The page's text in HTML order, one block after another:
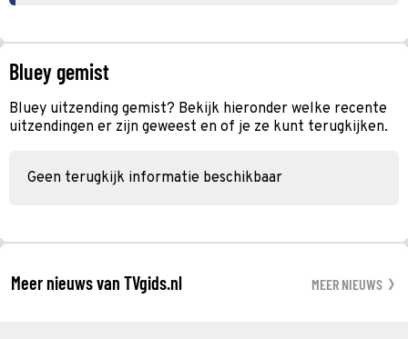
Bluey gemist
Bluey uitzending gemist? Bekijk hieronder welke recente
uitzendingen er zijn geweest en of je ze kunt terugkijken.
Geen terugkijk informatie beschikbaar
Meer nieuws van TVgids.nl MEER NIEUWS